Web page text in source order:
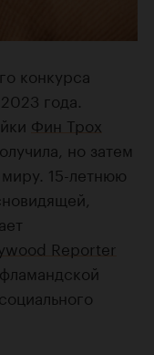
конкурса
года.
Фин Трох
но затем
15-летнюю
Reporter